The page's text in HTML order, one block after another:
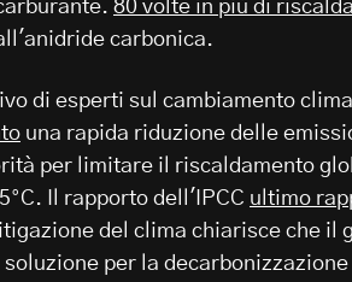
80 volte in più di
carbonica.
di esperti sul cambiamento
una rapida riduzione delle
per limitare il riscaldamento
Il rapporto dell'IPCC ultimo
del clima chiarisce che il
soluzione per la